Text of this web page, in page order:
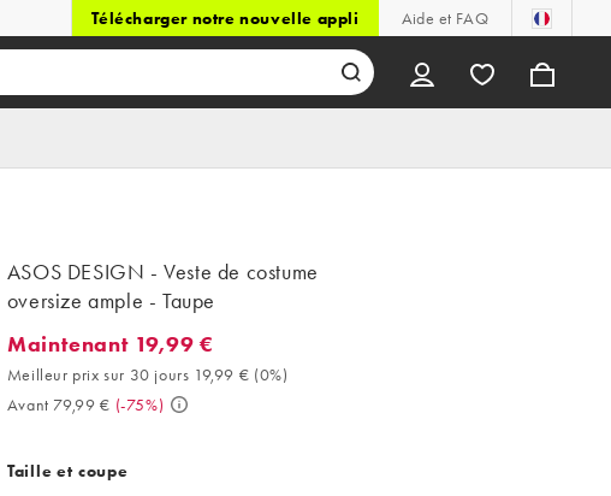
Télécharger notre nouvelle appli Aide et FAQ
ASOS DESIGN - Veste de costume
oversize ample - Taupe
Maintenant 19,99 €. Meilleur prix sur 30 jours 19,99 € (0%). Avant 79,99
Maintenant 19,99 €
Meilleur prix sur 30 jours 19,99 € (0%)
Avant 79,99 € (-75%)
Taille et coupe